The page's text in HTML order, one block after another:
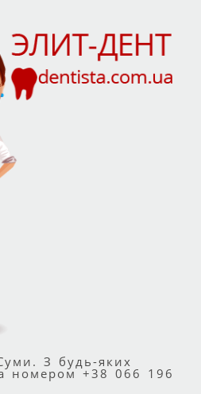
З будь-яких
номером +38 066 196